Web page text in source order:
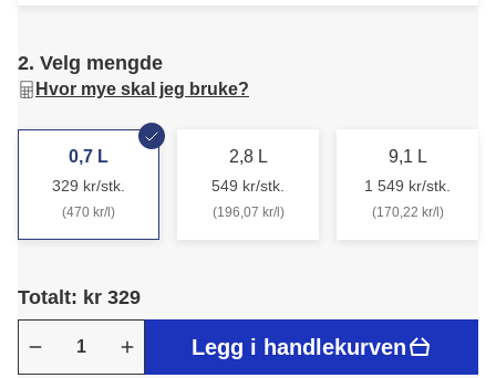
2. Velg mengde
Hvor mye skal jeg bruke?
0,7 L
329 kr/stk.
(470 kr/l)
2,8 L
549 kr/stk.
(196,07 kr/l)
9,1 L
1 549 kr/stk.
(170,22 kr/l)
Totalt: kr 329
Legg i handlekurven